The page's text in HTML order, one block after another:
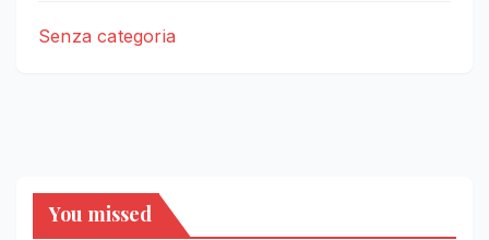
Senza categoria
You missed